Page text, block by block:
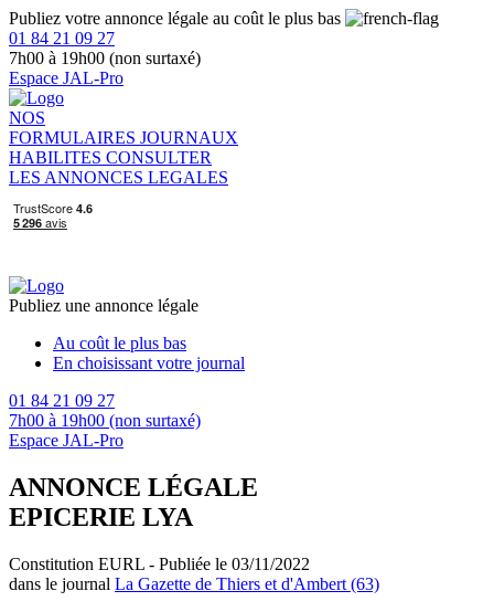
Publiez votre annonce légale au coût le plus bas
01 84 21 09 27
7h00 à 19h00 (non surtaxé)
Espace JAL-Pro
NOS
FORMULAIRES JOURNAUX
HABILITES CONSULTER
LES ANNONCES LEGALES
Publiez une annonce légale
Au coût le plus bas
En choisissant votre journal
01 84 21 09 27
7h00 à 19h00 (non surtaxé)
Espace JAL-Pro
ANNONCE LÉGALE
EPICERIE LYA
Constitution EURL - Publiée le 03/11/2022
dans le journal La Gazette de Thiers et d'Ambert (63)